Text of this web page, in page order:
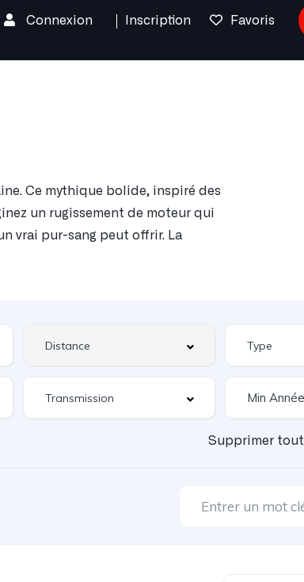
Connexion Inscription Favoris
Ce mythique bolide, inspiré des
un rugissement de moteur qui
vrai pur-sang peut offrir. La
Supprimer tout